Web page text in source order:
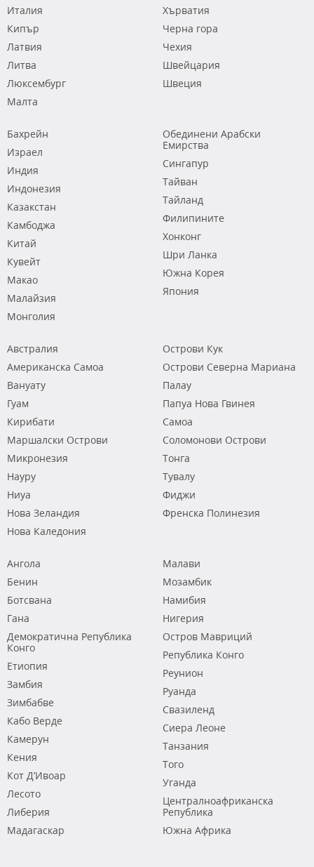
Италия
Кипър
Латвия
Литва
Люксембург
Малта
Хърватия
Черна гора
Чехия
Швейцария
Швеция
Бахрейн
Израел
Индия
Индонезия
Казакстан
Камбоджа
Китай
Кувейт
Макао
Малайзия
Монголия
Обединени Арабски
Емирства
Сингапур
Тайван
Тайланд
Филипините
Хонконг
Шри Ланка
Южна Корея
Япония
Австралия
Американска Самоа
Вануату
Гуам
Кирибати
Маршалски Острови
Микронезия
Науру
Ниуа
Нова Зеландия
Нова Каледония
Острови Кук
Острови Северна Мариана
Палау
Папуа Нова Гвинея
Самоа
Соломонови Острови
Тонга
Тувалу
Фиджи
Френска Полинезия
Ангола
Бенин
Ботсвана
Гана
Демократична Република
Конго
Етиопия
Замбия
Зимбабве
Кабо Верде
Камерун
Кения
Кот Д’Ивоар
Лесото
Либерия
Мадагаскар
Малави
Мозамбик
Намибия
Нигерия
Остров Мавриций
Република Конго
Реунион
Руанда
Свазиленд
Сиера Леоне
Танзания
Того
Уганда
Централноафриканска
Република
Южна Африка